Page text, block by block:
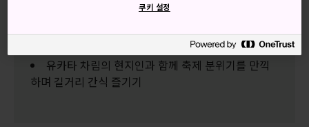
회전할 때 전율을 선사하는 거대한 수레 지켜보기
유카타 차림의 현지인과 함께 축제 분위기를 만끽
하며 길거리 간식 즐기기
쿠키 설정